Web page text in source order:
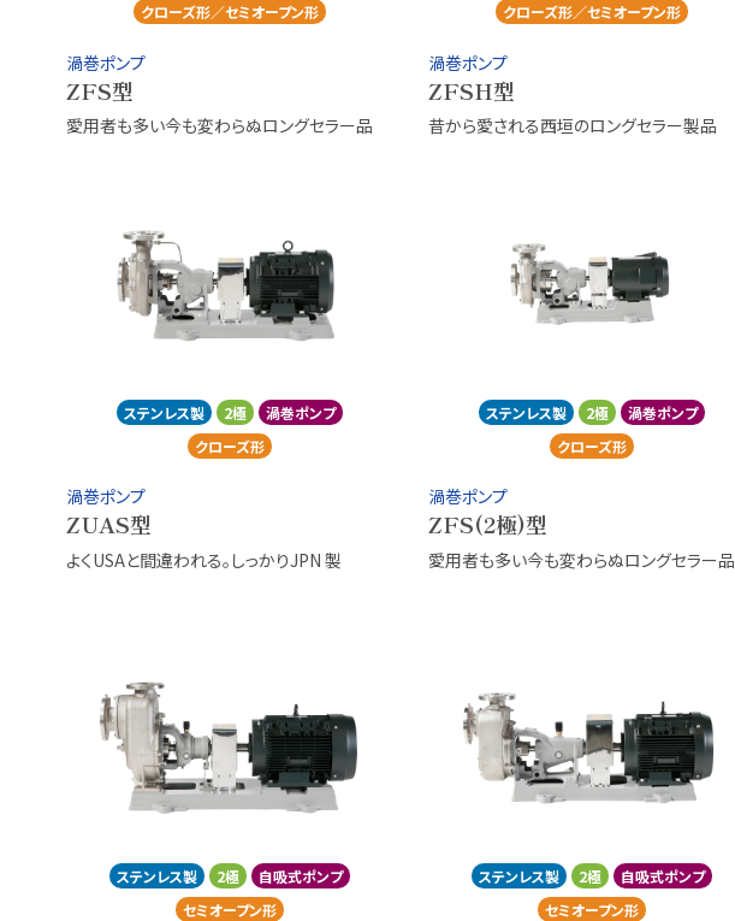
クローズ形／セミオープン形
渦巻ポンプ
ZFS型
愛用者も多い今も変わらぬロングセラー品
クローズ形／セミオープン形
渦巻ポンプ
ZFSH型
昔から愛される西垣のロングセラー製品
ステンレス製 2極
渦巻ポンプ
クローズ形
渦巻ポンプ
ZUAS型
よくUSAと間違われる。しっかりJPN 製
ステンレス製 2極
渦巻ポンプ
クローズ形
渦巻ポンプ
ZFS(2極)型
愛用者も多い今も変わらぬロングセラー品
ステンレス製 2極
自吸式ポンプ
セミオープン形
ステンレス製 2極
自吸式ポンプ
セミオープン形